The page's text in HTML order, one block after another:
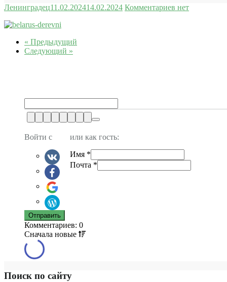
Ленинградец11.02.202414.02.2024 Комментариев нет
« Предыдущий
Следующий »
Войти с
или как гость:
Имя *
Почта *
Комментариев: 0
Сначала новые
Поиск по сайту